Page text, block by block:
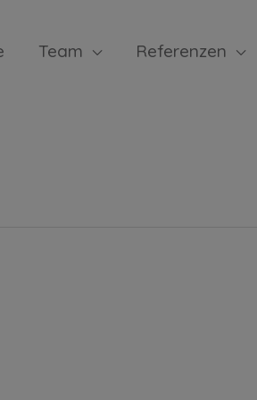
Team Referenzen